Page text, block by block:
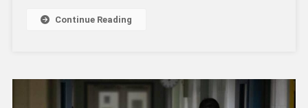
Continue Reading